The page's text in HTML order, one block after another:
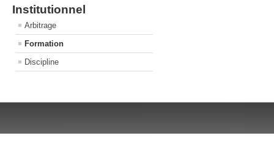
Institutionnel
Arbitrage
Formation
Discipline